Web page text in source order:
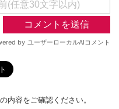
内容をご確認ください。